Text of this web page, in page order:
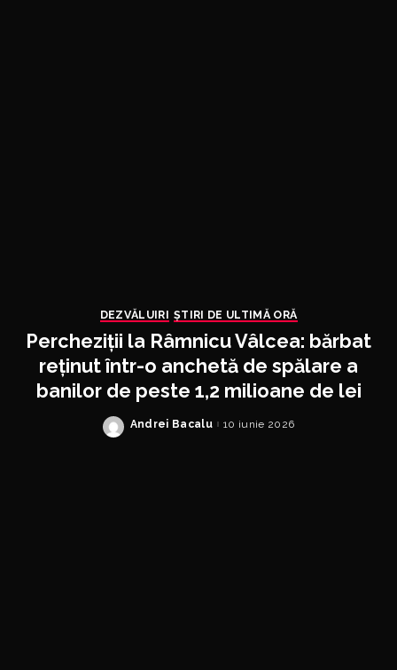
DEZVĂLUIRI ȘTIRI DE ULTIMĂ ORĂ
Percheziții la Râmnicu Vâlcea: bărbat
reținut într-o anchetă de spălare a
banilor de peste 1,2 milioane de lei
Posted
Andrei Bacalu 10 iunie 2026